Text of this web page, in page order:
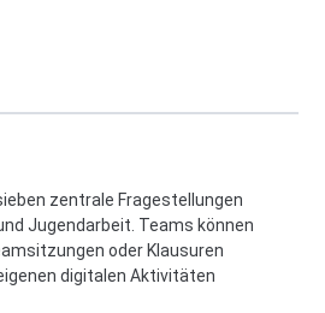
zentrale Fragestellungen
Jugendarbeit. Teams können
oder Klausuren
digitalen Aktivitäten